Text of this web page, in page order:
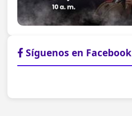
Síguenos en Facebook